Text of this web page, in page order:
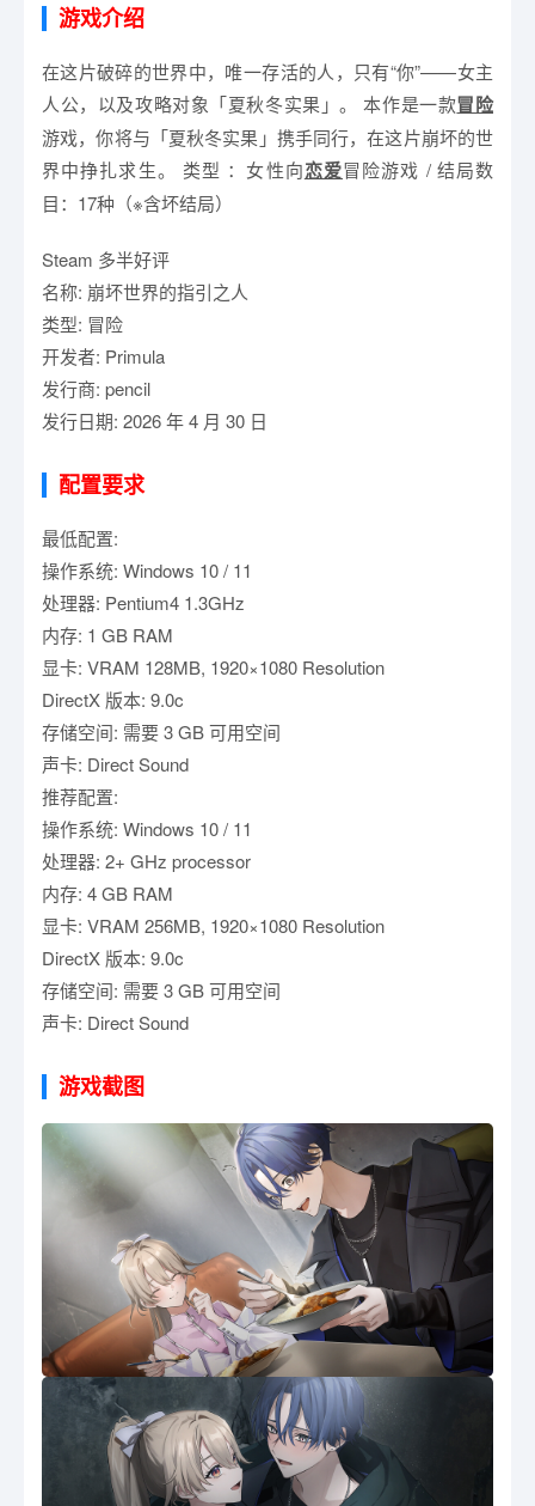
游戏介绍
在这片破碎的世界中，唯一存活的人，只有“你”——女主
人公，以及攻略对象「夏秋冬实果」。 本作是一款冒险
游戏，你将与「夏秋冬实果」携手同行，在这片崩坏的世
界中挣扎求生。 类型 ：女性向恋爱冒险游戏 / 结局数
目：17种（※含坏结局）
Steam 多半好评
名称: 崩坏世界的指引之人
类型: 冒险
开发者: Primula
发行商: pencil
发行日期: 2026 年 4 月 30 日
配置要求
最低配置:
操作系统: Windows 10 / 11
处理器: Pentium4 1.3GHz
内存: 1 GB RAM
显卡: VRAM 128MB, 1920×1080 Resolution
DirectX 版本: 9.0c
存储空间: 需要 3 GB 可用空间
声卡: Direct Sound
推荐配置:
操作系统: Windows 10 / 11
处理器: 2+ GHz processor
内存: 4 GB RAM
显卡: VRAM 256MB, 1920×1080 Resolution
DirectX 版本: 9.0c
存储空间: 需要 3 GB 可用空间
声卡: Direct Sound
游戏截图